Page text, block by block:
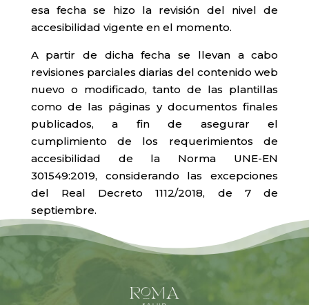
esa fecha se hizo la revisión del nivel de
accesibilidad vigente en el momento.
A partir de dicha fecha se llevan a cabo
revisiones parciales diarias del contenido web
nuevo o modificado, tanto de las plantillas
como de las páginas y documentos finales
publicados, a fin de asegurar el
cumplimiento de los requerimientos de
accesibilidad de la Norma UNE-EN
301549:2019, considerando las excepciones
del Real Decreto 1112/2018, de 7 de
septiembre.